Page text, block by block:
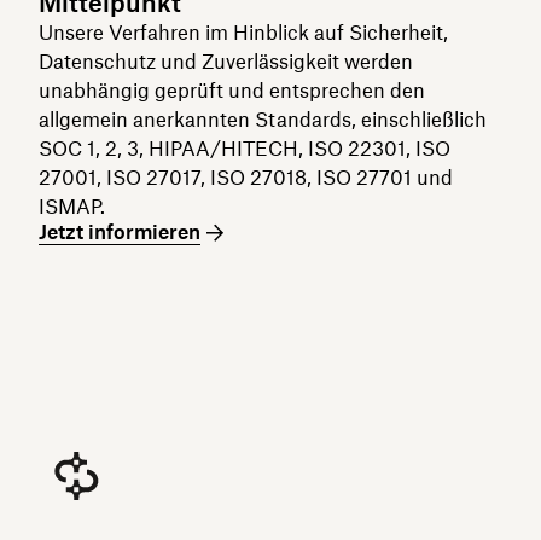
Unsere Verfahren im Hinblick auf Sicherheit,
Datenschutz und Zuverlässigkeit werden
unabhängig geprüft und entsprechen den
allgemein anerkannten Standards, einschließlich
SOC 1, 2, 3, HIPAA/HITECH, ISO 22301, ISO
27001, ISO 27017, ISO 27018, ISO 27701 und
ISMAP.
Jetzt informieren